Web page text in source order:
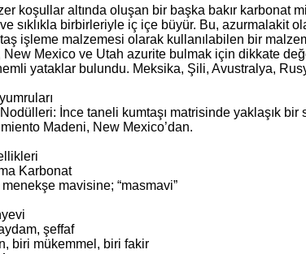
koşullar altında oluşan bir başka bakır karbonat
sıklıkla birbirleriyle iç içe büyür. Bu, azurmalakit
işleme malzemesi olarak kullanılabilen bir
New Mexico ve Utah azurite bulmak için dikkate
yataklar bulundu. Meksika, Şili, Avustralya,
İnce taneli kumtaşı matrisinde yaklaşık
Madeni, New Mexico’dan.
Karbonat
mavisine; “masmavi”
şeffaf
biri mükemmel, biri fakir